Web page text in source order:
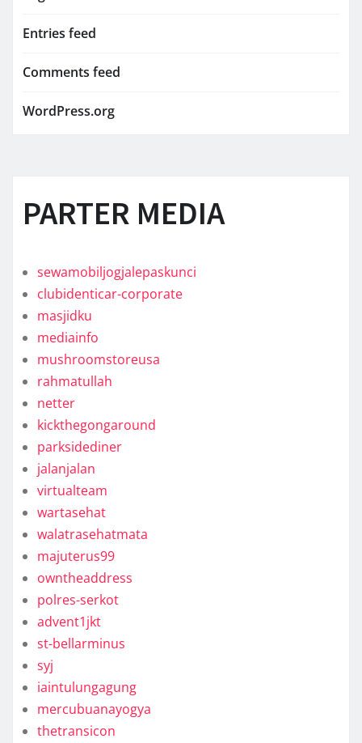
Entries feed
Comments feed
WordPress.org
PARTER MEDIA
sewamobiljogjalepaskunci
clubidenticar-corporate
masjidku
mediainfo
mushroomstoreusa
rahmatullah
netter
kickthegongaround
parksidediner
jalanjalan
virtualteam
wartasehat
walatrasehatmata
majuterus99
owntheaddress
polres-serkot
advent1jkt
st-bellarminus
syj
iaintulungagung
mercubuanayogya
thetransicon